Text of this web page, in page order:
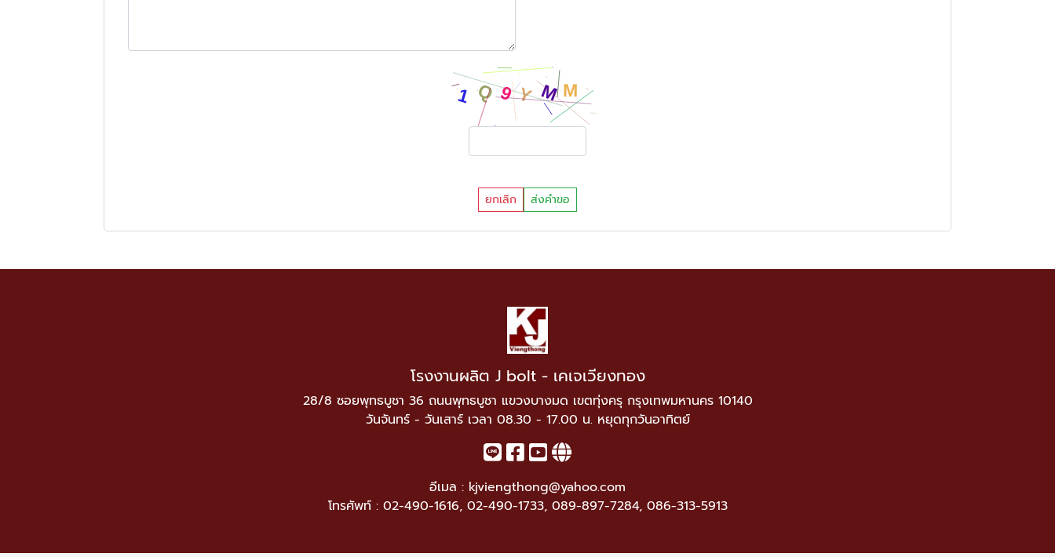
ยกเลิก ส่งคำขอ
โรงงานผลิต J bolt - เคเจเวียงทอง
28/8 ซอยพุทธบูชา 36 ถนนพุทธบูชา แขวงบางมด เขตทุ่งครุ กรุงเทพมหานคร 10140
วันจันทร์ - วันเสาร์ เวลา 08.30 - 17.00 น. หยุดทุกวันอาทิตย์
อีเมล : kjviengthong@yahoo.com
โทรศัพท์ : 02-490-1616, 02-490-1733, 089-897-7284, 086-313-5913